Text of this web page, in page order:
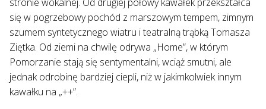
się w pogrzebowy pochód z marszowym tempem, zimnym
szumem syntetycznego wiatru i teatralną trąbką Tomasza
Ziętka. Od ziemi na chwilę odrywa „Home”, w którym
Pomorzanie stają się sentymentalni, wciąż smutni, ale
jednak odrobinę bardziej ciepli, niż w jakimkolwiek innym
kawałku na „++”.